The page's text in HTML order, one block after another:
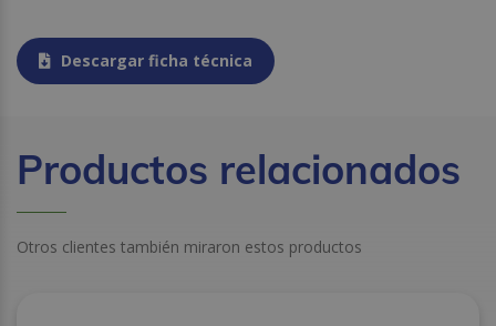
Descargar ficha técnica
Productos relacionados
Otros clientes también miraron estos productos